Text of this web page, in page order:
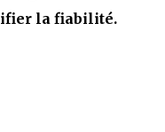
la fiabilité.